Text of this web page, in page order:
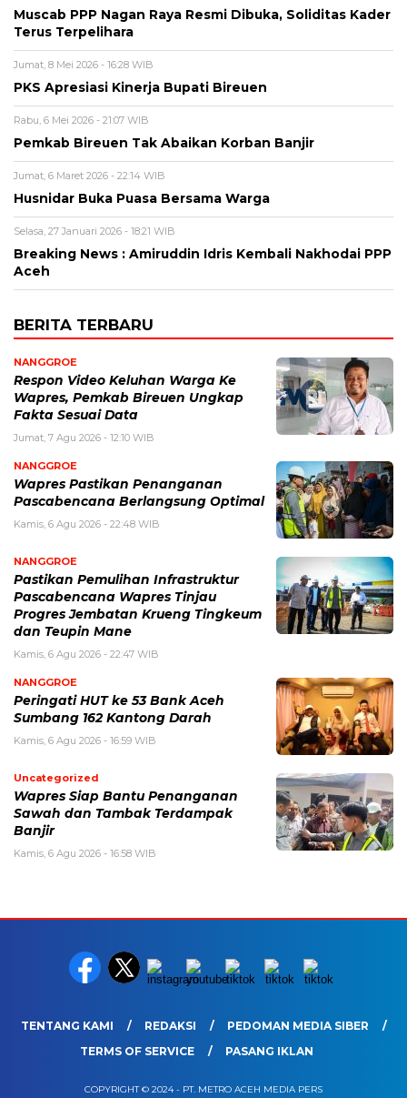
Muscab PPP Nagan Raya Resmi Dibuka, Soliditas Kader
Terus Terpelihara
Jumat, 8 Mei 2026 - 16:28 WIB
PKS Apresiasi Kinerja Bupati Bireuen
Rabu, 6 Mei 2026 - 21:07 WIB
Pemkab Bireuen Tak Abaikan Korban Banjir
Jumat, 6 Maret 2026 - 22:14 WIB
Husnidar Buka Puasa Bersama Warga
Selasa, 27 Januari 2026 - 18:21 WIB
Breaking News : Amiruddin Idris Kembali Nakhodai PPP
Aceh
BERITA TERBARU
NANGGROE
Respon Video Keluhan Warga Ke
Wapres, Pemkab Bireuen Ungkap
Fakta Sesuai Data
Jumat, 7 Agu 2026 - 12:10 WIB
NANGGROE
Wapres Pastikan Penanganan
Pascabencana Berlangsung Optimal
Kamis, 6 Agu 2026 - 22:48 WIB
NANGGROE
Pastikan Pemulihan Infrastruktur
Pascabencana Wapres Tinjau
Progres Jembatan Krueng Tingkeum
dan Teupin Mane
Kamis, 6 Agu 2026 - 22:47 WIB
NANGGROE
Peringati HUT ke 53 Bank Aceh
Sumbang 162 Kantong Darah
Kamis, 6 Agu 2026 - 16:59 WIB
Uncategorized
Wapres Siap Bantu Penanganan
Sawah dan Tambak Terdampak
Banjir
Kamis, 6 Agu 2026 - 16:58 WIB
TENTANG KAMI REDAKSI
PEDOMAN MEDIA SIBER
TERMS OF SERVICE
PASANG IKLAN
COPYRIGHT © 2024 - PT. METRO ACEH MEDIA PERS